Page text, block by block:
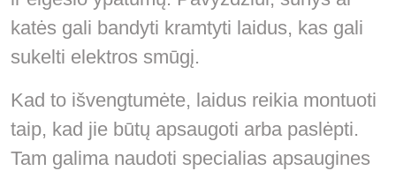
katės gali bandyti kramtyti laidus, kas gali
sukelti elektros smūgį.
Kad to išvengtumėte, laidus reikia montuoti
taip, kad jie būtų apsaugoti arba paslėpti.
Tam galima naudoti specialias apsaugines